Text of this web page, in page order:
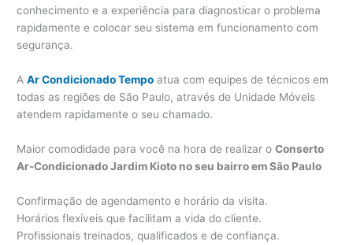
conhecimento e a experiência para diagnosticar o problema
rapidamente e colocar seu sistema em funcionamento com
segurança.
AAr Condicionado Tempo atua com equipes de técnicos em
todas as regiões de São Paulo, através de Unidade Móveis
atendem rapidamente o seu chamado.
Maior comodidade para você na hora de realizar oConserto
Ar-Condicionado Jardim Kioto no seu bairro em São Paulo
Confirmação de agendamento e horário da visita.
Horários flexíveis que facilitam a vida do cliente.
Profissionais treinados, qualificados e de confiança.